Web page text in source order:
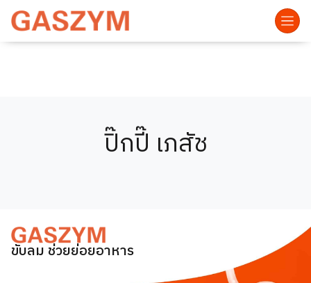
ปิ๊กปี๊ เภสัช
ขับลม ช่วยย่อยอาหาร